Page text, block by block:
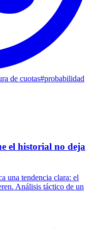
de cuotas#probabilidad
el historial no deja
una tendencia clara: el
Análisis táctico de un